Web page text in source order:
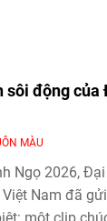
sôi động
MÀU
Ngọ 2026,
Nam đã